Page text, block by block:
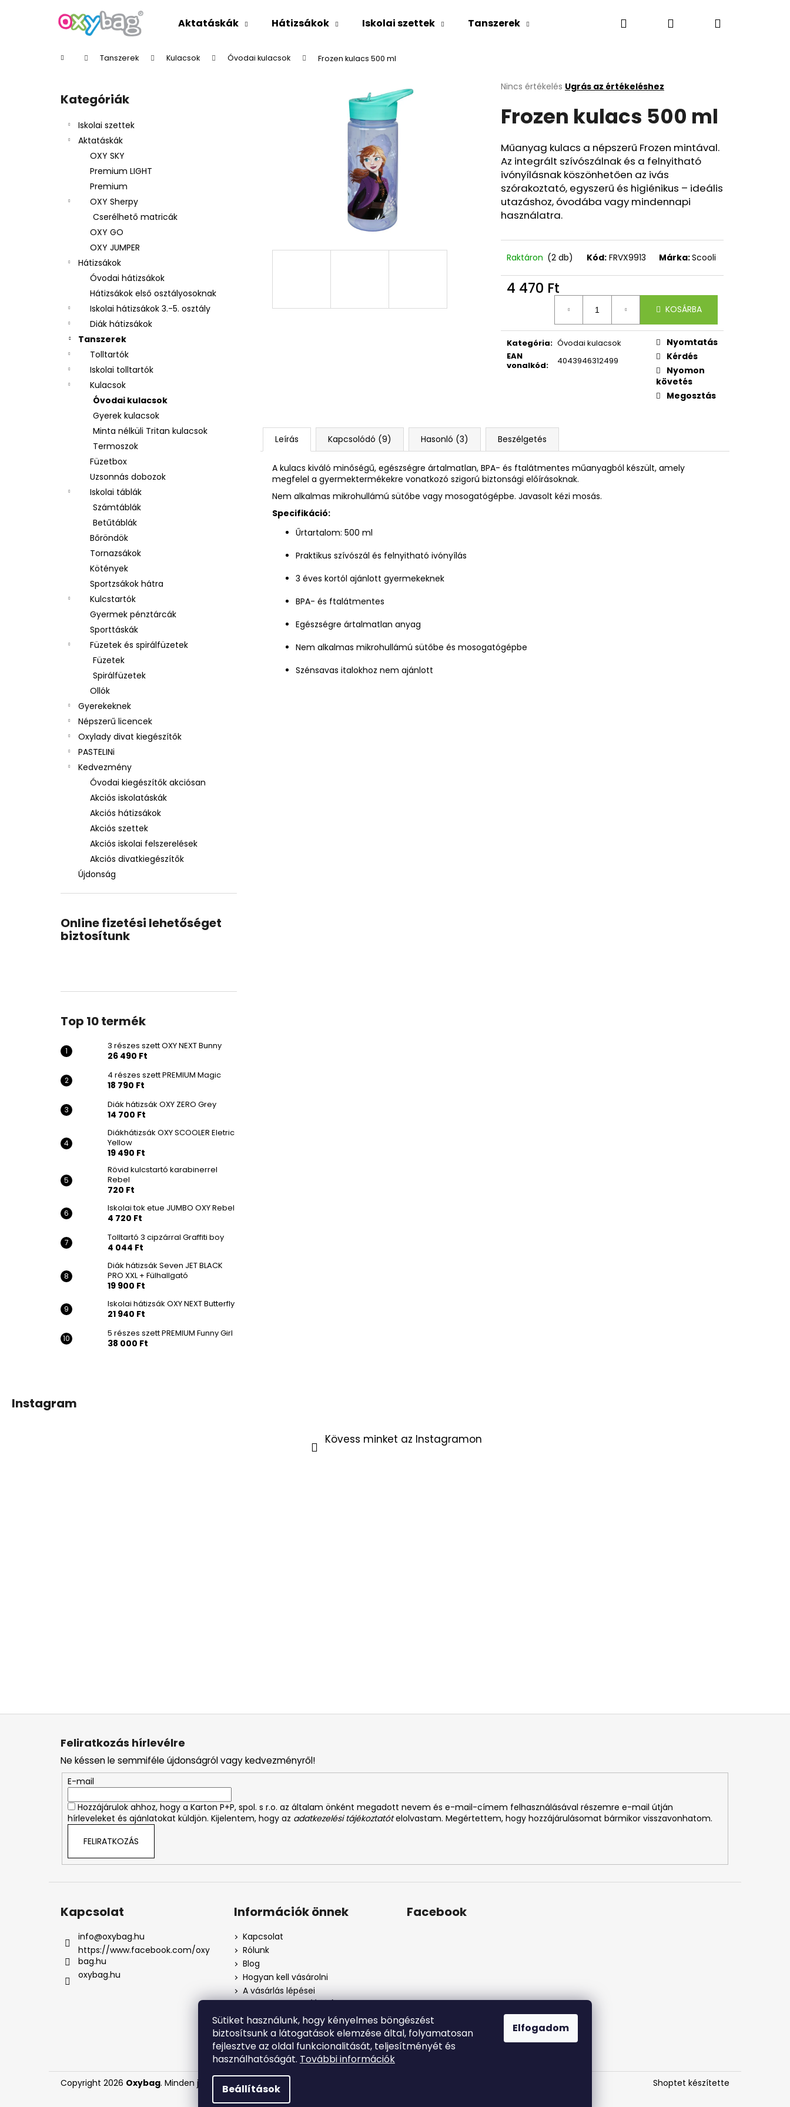
Sütiket használunk, hogy kényelmes böngészést
biztosítsunk a látogatások elemzése által, folyamatosan
fejlesztve az oldal funkcionalitását, teljesítményét és
használhatóságát. További információk
Beállítások
Elfogadom
Aktatáskák Hátizsákok Iskolai szettek Tanszerek KeresésBejelentkezés
Kosár
KezdőlapTanszerek Kulacsok Óvodai kulacsok Frozen kulacs 500 ml
Kategóriák
átugrása
Kategóriák
Iskolai szettek
Aktatáskák
OXY SKY
Premium LIGHT
Premium
OXY Sherpy
Cserélhető matricák
OXY GO
OXY JUMPER
Hátizsákok
Óvodai hátizsákok
Hátizsákok első osztályosoknak
Iskolai hátizsákok 3.-5. osztály
Diák hátizsákok
Tanszerek
Tolltartók
Iskolai tolltartók
Kulacsok
Óvodai kulacsok
Gyerek kulacsok
Minta nélküli Tritan kulacsok
Termoszok
Füzetbox
Uzsonnás dobozok
Iskolai táblák
Számtáblák
Betűtáblák
Bőröndök
Tornazsákok
Kötények
Sportzsákok hátra
Kulcstartók
Gyermek pénztárcák
Sporttáskák
Füzetek és spirálfüzetek
Füzetek
Spirálfüzetek
Ollók
Gyerekeknek
Népszerű licencek
Oxylady divat kiegészítők
PASTELINi
Kedvezmény
Óvodai kiegészítők akciósan
Akciós iskolatáskák
Akciós hátizsákok
Akciós szettek
Akciós iskolai felszerelések
Akciós divatkiegészítők
Újdonság
Online fizetési lehetőséget
biztosítunk
Top 10 termék
3 részes szett OXY NEXT Bunny
26 490 Ft
4 részes szett PREMIUM Magic
18 790 Ft
Diák hátizsák OXY ZERO Grey
14 700 Ft
Diákhátizsák OXY SCOOLER Eletric
Yellow
19 490 Ft
Rövid kulcstartó karabinerrel
Rebel
720 Ft
Iskolai tok etue JUMBO OXY Rebel
4 720 Ft
Tolltartó 3 cipzárral Graffiti boy
4 044 Ft
Diák hátizsák Seven JET BLACK
PRO XXL + Fülhallgató
19 900 Ft
Iskolai hátizsák OXY NEXT Butterfly
21 940 Ft
5 részes szett PREMIUM Funny Girl
38 000 Ft
A
átlagos
értékelése
ből
0,0
csillag.
Nincs értékelés Ugrás az értékeléshez
Frozen kulacs 500 ml
Műanyag kulacs a népszerű Frozen mintával.
Az integrált szívószálnak és a felnyitható
ivónyílásnak köszönhetően az ivás
szórakoztató, egyszerű és higiénikus – ideális
utazáshoz, óvodába vagy mindennapi
használatra.
Raktáron (2 db) Kód: FRVX9913 Márka:Scooli
4 470 Ft
KOSÁRBA
Kategória: Óvodai kulacsok
EAN
vonalkód: 4043946312499
Nyomtatás
Kérdés
Nyomon
követés
Megosztás
Leírás Kapcsolódó (9) Hasonló (3) Beszélgetés
A kulacs kiváló minőségű, egészségre ártalmatlan, BPA- és ftalátmentes műanyagból készült, amely
megfelel a gyermektermékekre vonatkozó szigorú biztonsági előírásoknak.
Nem alkalmas mikrohullámú sütőbe vagy mosogatógépbe. Javasolt kézi mosás.
Specifikáció:
Űrtartalom: 500 ml
Praktikus szívószál és felnyitható ivónyílás
3 éves kortól ajánlott gyermekeknek
BPA- és ftalátmentes
Egészségre ártalmatlan anyag
Nem alkalmas mikrohullámú sütőbe és mosogatógépbe
Szénsavas italokhoz nem ajánlott
Vissza
Vissza
Mit keres?
Ajánljuk
3 RÉSZES SZETT OXY NEXT BUNNY
26 490 Ft
DIÁK HÁTIZSÁK OXY ZERO GREY
Instagram
Kövess minket az Instagramon
L
Feliratkozás hírlevélre
Ne késsen le semmiféle újdonságról vagy kedvezményről!
E-mail
Hozzájárulok ahhoz, hogy a Karton P+P, spol. s r.o. az általam önként megadott nevem és e-mail-címem felhasználásával részemre e-mail útján
hírleveleket és ajánlatokat küldjön. Kijelentem, hogy az adatkezelési tájékoztatótelolvastam. Megértettem, hogy hozzájárulásomat bármikor visszavonhatom.
FELIRATKOZÁS
Kapcsolat
info@oxybag.hu
https://www.facebook.com/oxy
bag.hu
oxybag.hu
Információk önnek
Kapcsolat
Rólunk
Blog
Hogyan kell vásárolni
A vásárlás lépései
Adatkezelési tájékoztató
Panaszos eljárás
Panaszjelenté
Facebook
Shoptet készítette
Copyright 2026 Oxybag. Minden jog fenntartva.